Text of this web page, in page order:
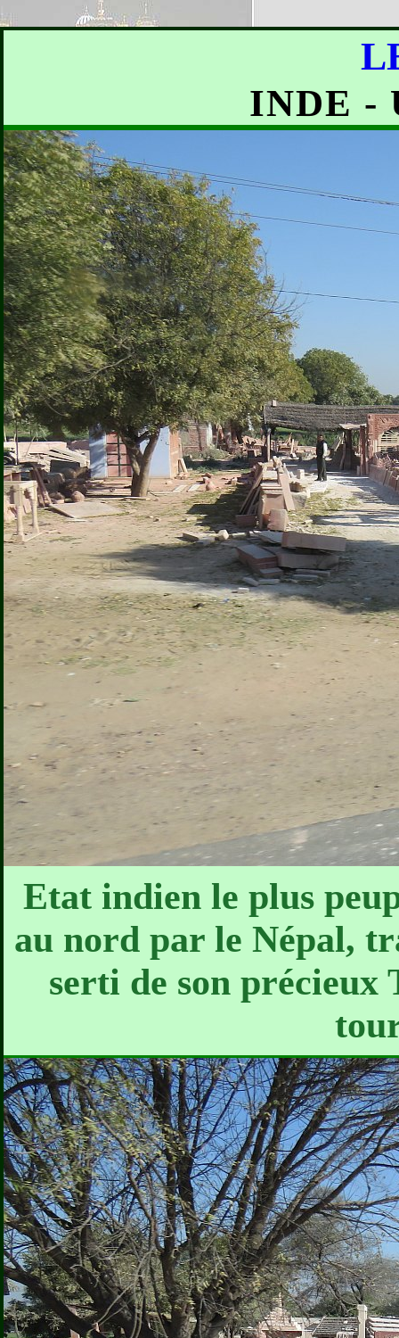
INDE -
Etat indien le plus
au nord par le Népal,
serti de son précieux